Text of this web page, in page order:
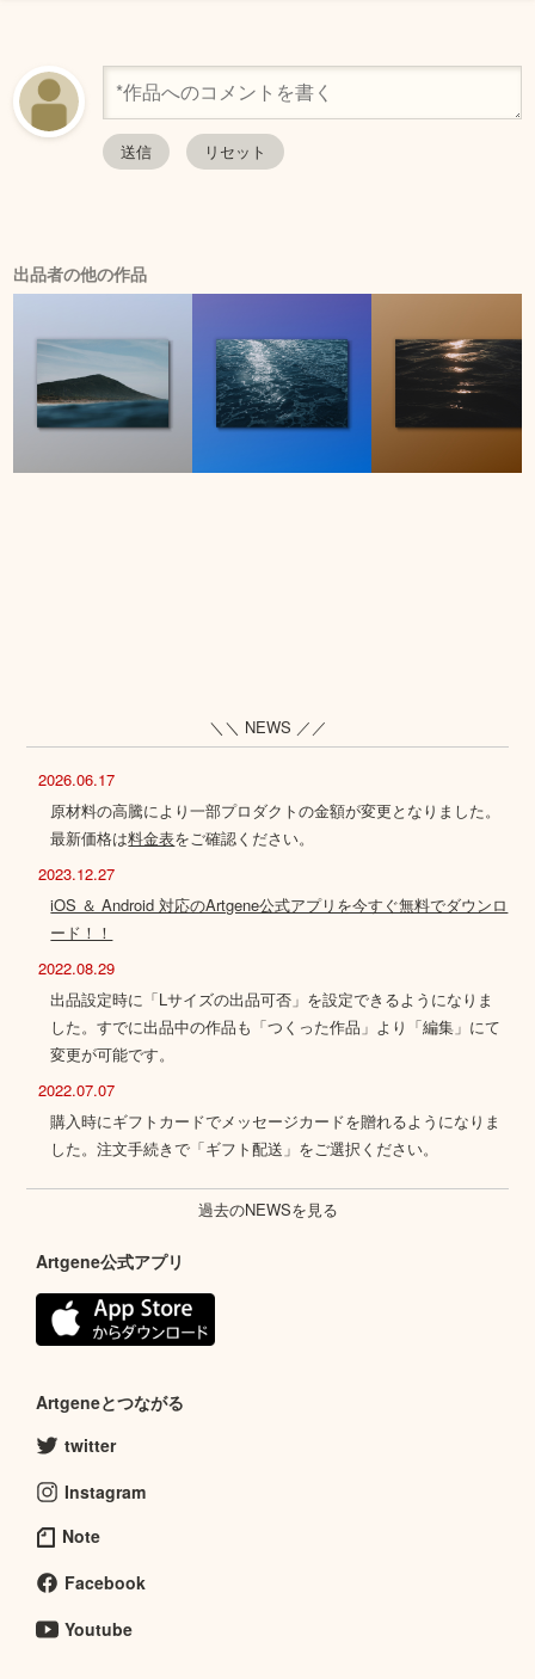
出品者の他の作品
＼＼ NEWS ／／
2026.06.17
原材料の高騰により一部プロダクトの金額が変更となりました。
最新価格は料金表をご確認ください。
2023.12.27
iOS ＆ Android 対応のArtgene公式アプリを今すぐ無料でダウンロ
ード！！
2022.08.29
出品設定時に「Lサイズの出品可否」を設定できるようになりま
した。すでに出品中の作品も「つくった作品」より「編集」にて
変更が可能です。
2022.07.07
購入時にギフトカードでメッセージカードを贈れるようになりま
した。注文手続きで「ギフト配送」をご選択ください。
過去のNEWSを見る
Artgene公式アプリ
Artgeneとつながる
twitter
Instagram
Note
Facebook
Youtube